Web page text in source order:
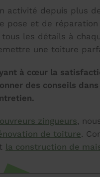
activité depuis plus
pose et de réparation
tous les détails à
une toiture
à cœur la
des conseils
zingueurs,
de toiture.
la construction de